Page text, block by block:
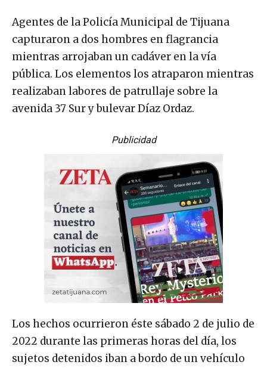
Agentes de la Policía Municipal de Tijuana
capturaron a dos hombres en flagrancia
mientras arrojaban un cadáver en la vía
pública. Los elementos los atraparon mientras
realizaban labores de patrullaje sobre la
avenida 37 Sur y bulevar Díaz Ordaz.
Publicidad
Los hechos ocurrieron éste sábado 2 de julio de
2022 durante las primeras horas del día, los
sujetos detenidos iban a bordo de un vehículo